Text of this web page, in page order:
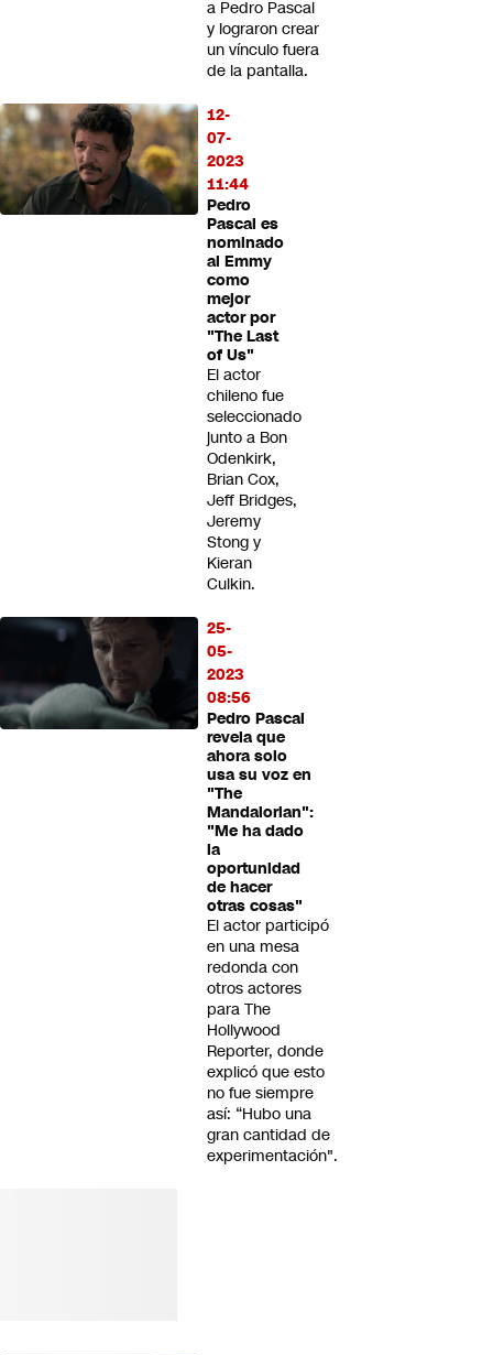
a Pedro Pascal
y lograron crear
un vínculo fuera
de la pantalla.
12-
07-
2023
11:44
Pedro
Pascal es
nominado
al Emmy
como
mejor
actor por
"The Last
of Us"
El actor
chileno fue
seleccionado
junto a Bon
Odenkirk,
Brian Cox,
Jeff Bridges,
Jeremy
Stong y
Kieran
Culkin.
25-
05-
2023
08:56
Pedro Pascal
revela que
ahora solo
usa su voz en
"The
Mandalorian":
"Me ha dado
la
oportunidad
de hacer
otras cosas"
El actor participó
en una mesa
redonda con
otros actores
para The
Hollywood
Reporter, donde
explicó que esto
no fue siempre
así: “Hubo una
gran cantidad de
experimentación".